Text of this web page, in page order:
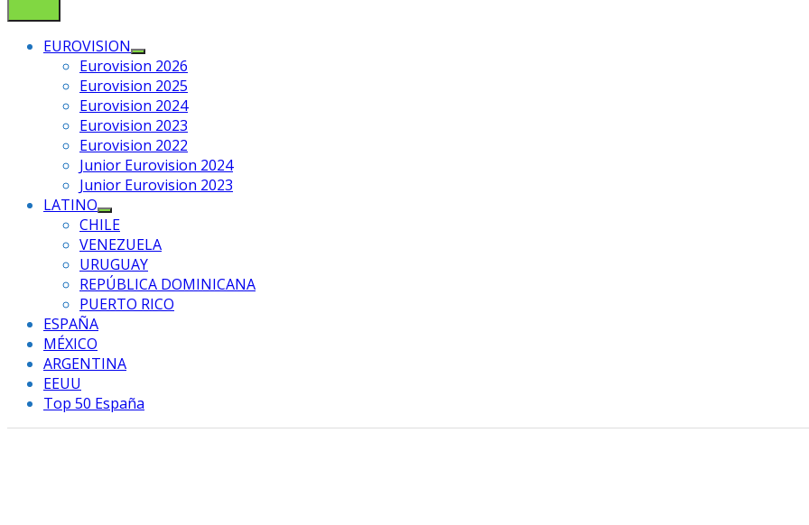
EUROVISION
Mostrar
el
submenú
Eurovision 2026
Eurovision 2025
Eurovision 2024
Eurovision 2023
Eurovision 2022
Junior Eurovision 2024
Junior Eurovision 2023
LATINO
Mostrar
el
submenú
CHILE
VENEZUELA
URUGUAY
REPÚBLICA DOMINICANA
PUERTO RICO
ESPAÑA
MÉXICO
ARGENTINA
EEUU
Top 50 España